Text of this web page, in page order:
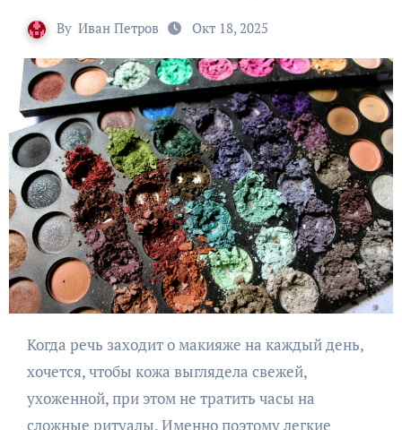
By Иван Петров Окт 18, 2025
Когда речь заходит о макияже на каждый день,
хочется, чтобы кожа выглядела свежей,
ухоженной, при этом не тратить часы на
сложные ритуалы. Именно поэтому легкие